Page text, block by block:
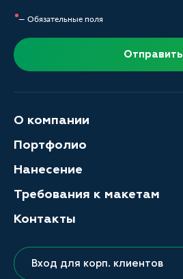
— Обязательные поля
Отправить
О компании
Портфолио
Нанесение
Требования к макетам
Контакты
Вход для корп. клиентов